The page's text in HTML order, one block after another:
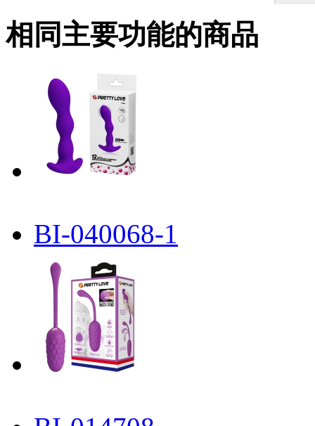
相同主要功能的商品
BI-040068-1